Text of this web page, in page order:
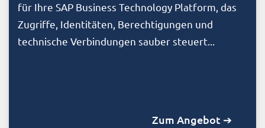
für Ihre SAP Business Technology Platform, das
Zugriffe, Identitäten, Berechtigungen und
technische Verbindungen sauber steuert...
Zum Angebot ➔